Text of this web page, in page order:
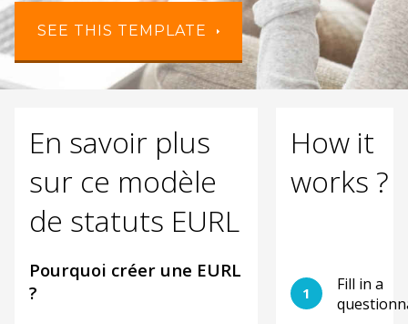
SEE THIS TEMPLATE
En savoir plus
sur ce modèle
de statuts EURL
Pourquoi créer une EURL
?
How it
works ?
1
Fill in a